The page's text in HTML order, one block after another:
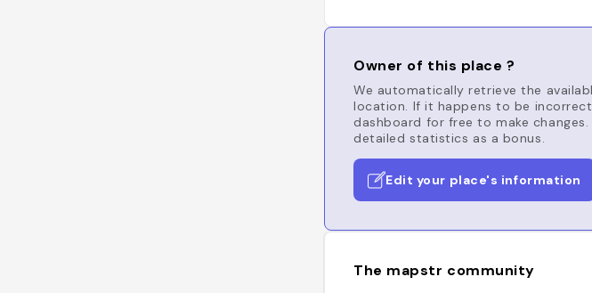
Owner of this place ?
We automatically retrieve the
location. If it happens to be
dashboard for free to make
detailed statistics as a bonus.
Edit your place's information
The mapstr community